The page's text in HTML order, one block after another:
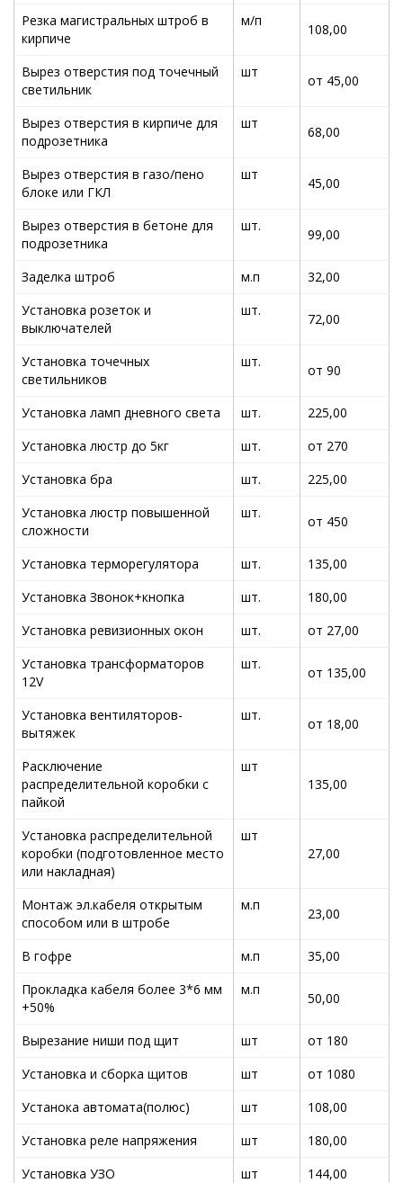
Резка магистральных штроб в
кирпиче
м/п
108,00
Вырез отверстия под точечный
светильник
шт
от 45,00
Вырез отверстия в кирпиче для
подрозетника
шт
68,00
Вырез отверстия в газо/пено
блоке или ГКЛ
шт
45,00
Вырез отверстия в бетоне для
подрозетника
шт.
99,00
Заделка штроб м.п
32,00
Установка розеток и
выключателей
шт.
72,00
Установка точечных
светильников
шт.
от 90
Установка ламп дневного света шт.
225,00
Установка люстр до 5кг
шт.
от 270
Установка бра
шт.
225,00
Установка люстр повышенной
сложности
шт.
от 450
Установка терморегулятора шт.
135,00
Установка Звонок+кнопка
шт.
180,00
Установка ревизионных окон
шт.
от 27,00
Установка трансформаторов
12V
шт.
от 135,00
Установка вентиляторов-
вытяжек
шт.
от 18,00
Расключение
распределительной коробки с
пайкой
шт
135,00
Установка распределительной
коробки (подготовленное место
или накладная)
шт
27,00
Монтаж эл.кабеля открытым
способом или в штробе
м.п
23,00
В гофре м.п
35,00
Прокладка кабеля более 3*6 мм
+50%
м.п
50,00
Вырезание ниши под щит шт
от 180
Установка и сборка щитов
шт
от 1080
Устанока автомата(полюс)
шт
108,00
Установка реле напряжения
шт
180,00
Установка УЗО
шт
144,00